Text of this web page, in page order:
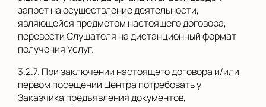
запрет на осуществление деятельности,
являющейся предметом настоящего договора,
перевести Слушателя на дистанционный формат
получения Услуг.
3.2.7. При заключении настоящего договора и/или
первом посещении Центра потребовать у
Заказчика предъявления документов,